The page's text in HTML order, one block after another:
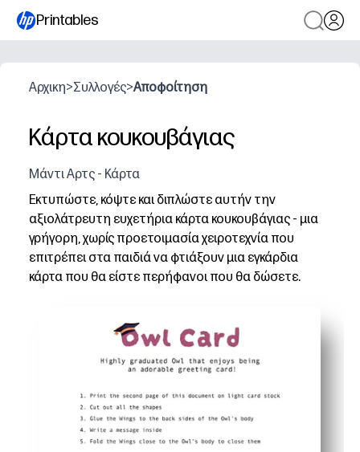
Printables
Αρχικη>Συλλογές>Αποφοίτηση
Κάρτα κουκουβάγιας
Μάντι Αρτς - Κάρτα
Εκτυπώστε, κόψτε και διπλώστε αυτήν την
αξιολάτρευτη ευχετήρια κάρτα κουκουβάγιας - μια
γρήγορη, χωρίς προετοιμασία χειροτεχνία που
επιτρέπει στα παιδιά να φτιάξουν μια εγκάρδια
κάρτα που θα είστε περήφανοι που θα δώσετε.
Κρατά τα παιδιά συγκεντρωμένα - απλά βήματα
Εύκολη προσαρμογή - χρωματίστε, προσθέστε